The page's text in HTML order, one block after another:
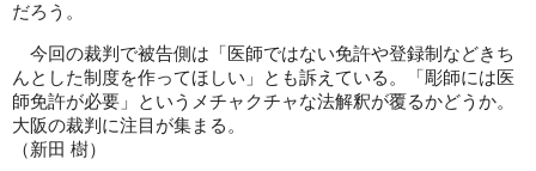
だろう。
今回の裁判で被告側は「医師ではない免許や登録制などきち
んとした制度を作ってほしい」とも訴えている。「彫師には医
師免許が必要」というメチャクチャな法解釈が覆るかどうか。
大阪の裁判に注目が集まる。
（新田 樹）